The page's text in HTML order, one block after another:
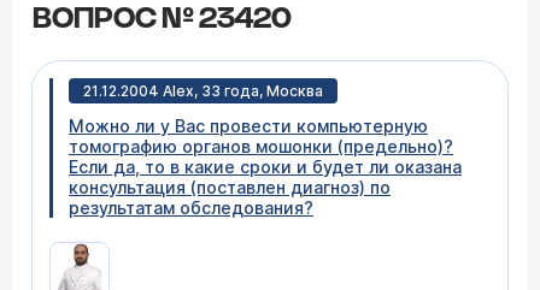
ВОПРОС № 23420
21.12.2004 Alex, 33 года, Москва
Можно ли у Вас провести компьютерную
томографию органов мошонки (предельно)?
Если да, то в какие сроки и будет ли оказана
консультация (поставлен диагноз) по
результатам обследования?